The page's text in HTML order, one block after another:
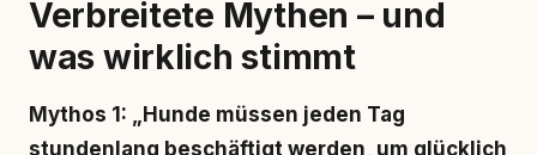
Verbreitete Mythen – und
was wirklich stimmt
Mythos 1: „Hunde müssen jeden Tag
stundenlang beschäftigt werden, um glücklich